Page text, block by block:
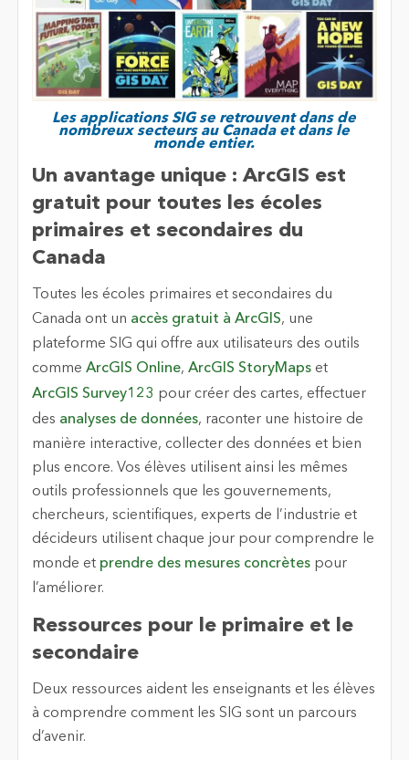
Les applications SIG se retrouvent dans de
nombreux secteurs au Canada et dans le
monde entier.
Un avantage unique : ArcGIS est
gratuit pour toutes les écoles
primaires et secondaires du
Canada
Toutes les écoles primaires et secondaires du
Canada ont un accès gratuit à ArcGIS, une
plateforme SIG qui offre aux utilisateurs des outils
comme ArcGIS Online, ArcGIS StoryMapset
ArcGIS Survey123 pour créer des cartes, effectuer
des analyses de données, raconter une histoire de
manière interactive, collecter des données et bien
plus encore. Vos élèves utilisent ainsi les mêmes
outils professionnels que les gouvernements,
chercheurs, scientifiques, experts de l’industrie et
décideurs utilisent chaque jour pour comprendre le
monde et prendre des mesures concrètespour
l’améliorer.
Ressources pour le primaire et le
secondaire
Deux ressources aident les enseignants et les élèves
à comprendre comment les SIG sont un parcours
d’avenir.